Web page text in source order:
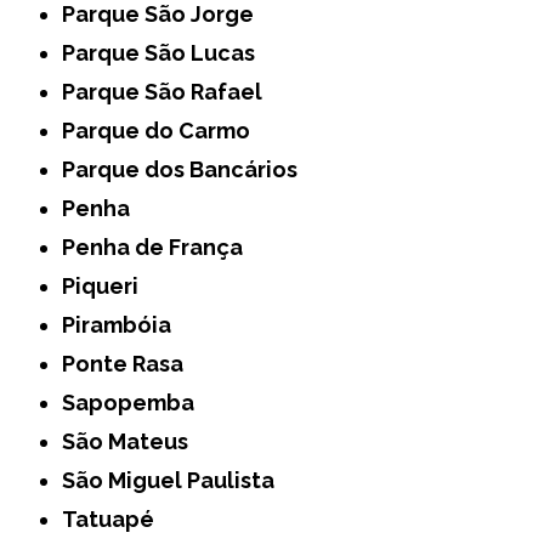
Parque São Jorge
Parque São Lucas
Parque São Rafael
Parque do Carmo
Parque dos Bancários
Penha
Penha de França
Piqueri
Pirambóia
Ponte Rasa
Sapopemba
São Mateus
São Miguel Paulista
Tatuapé